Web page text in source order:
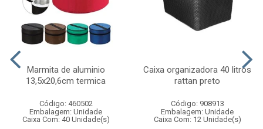
Marmita de aluminio
13,5x20,6cm termica
Código: 460502
Embalagem: Unidade
Caixa Com: 40 Unidade(s)
Caixa organizadora 40 litros
rattan preto
Código: 908913
Embalagem: Unidade
Caixa Com: 12 Unidade(s)